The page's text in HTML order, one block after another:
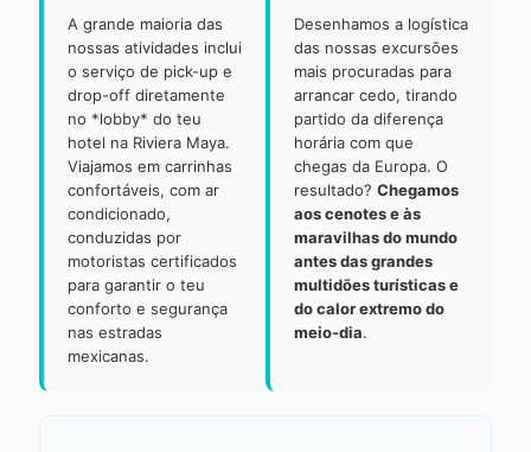
A grande maioria das
nossas atividades inclui
o serviço de pick-up e
drop-off diretamente
no *lobby* do teu
hotel na Riviera Maya.
Viajamos em carrinhas
confortáveis, com ar
condicionado,
conduzidas por
motoristas certificados
para garantir o teu
conforto e segurança
nas estradas
mexicanas.
Desenhamos a logística
das nossas excursões
mais procuradas para
arrancar cedo, tirando
partido da diferença
horária com que
chegas da Europa. O
resultado? Chegamos
aos cenotes e às
maravilhas do mundo
antes das grandes
multidões turísticas e
do calor extremo do
meio-dia.